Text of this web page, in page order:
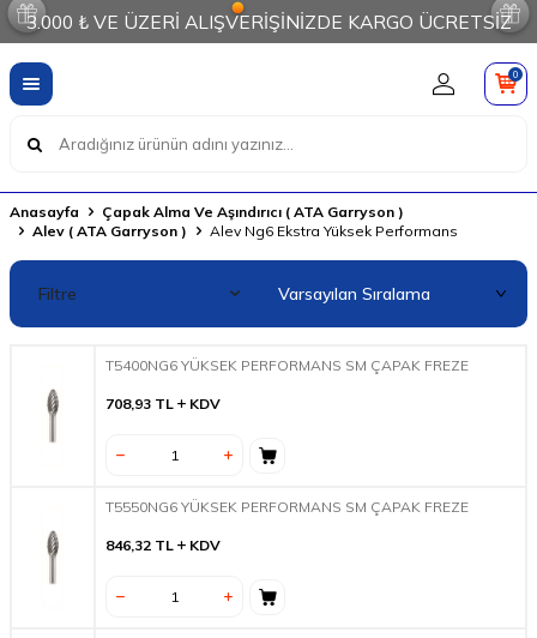
3.000 ₺ VE ÜZERİ ALIŞVERİŞİNİZDE KARGO ÜCRETSİZ
0
Anasayfa
Çapak Alma Ve Aşındırıcı ( ATA Garryson )
Alev ( ATA Garryson )
Alev Ng6 Ekstra Yüksek Performans
Filtre
T5400NG6 YÜKSEK PERFORMANS SM ÇAPAK FREZE
708,93 TL KDV
T5550NG6 YÜKSEK PERFORMANS SM ÇAPAK FREZE
846,32 TL KDV